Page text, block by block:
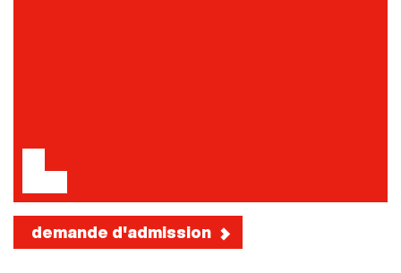
demande d'admission